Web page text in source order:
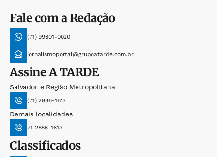
Fale com a Redação
(71) 99601-0020
jornalismoportal@grupoatarde.com.br
AssineA TARDE
Salvador e Região Metropolitana
(71) 2886-1613
Demais localidades
71 2886-1613
Classificados